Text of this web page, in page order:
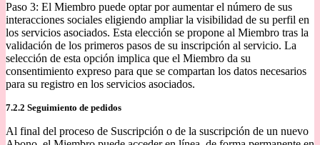
Paso 3: El Miembro puede optar por aumentar el número de sus
interacciones sociales eligiendo ampliar la visibilidad de su perfil en
los servicios asociados. Esta elección se propone al Miembro tras la
validación de los primeros pasos de su inscripción al servicio. La
selección de esta opción implica que el Miembro da su
consentimiento expreso para que se compartan los datos necesarios
para su registro en los servicios asociados.
7.2.2 Seguimiento de pedidos
Al final del proceso de Suscripción o de la suscripción de un nuevo